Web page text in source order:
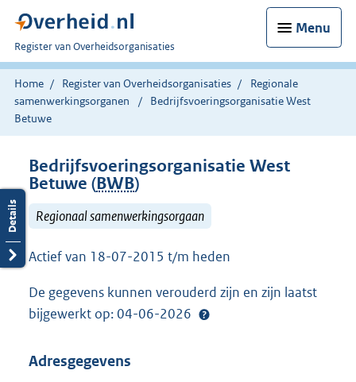
Menu
U
bent
nu
hier:
Register van Overheidsorganisaties
Home Register van Overheidsorganisaties
Regionale
samenwerkingsorganen
Bedrijfsvoeringsorganisatie West
Betuwe
Bedrijfsvoeringsorganisatie West
Betuwe (BWB)
Regionaal samenwerkingsorgaan
Actief van 18-07-2015 t/m heden
De gegevens kunnen verouderd zijn en zijn laatst
bijgewerkt op: 04-06-2026
Adresgegevens